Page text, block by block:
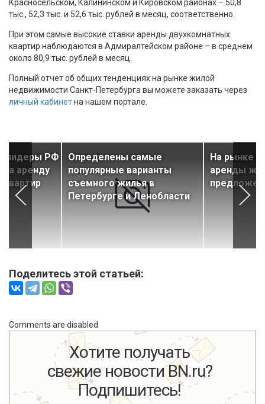
Красносельском, Калининском и Кировском районах – 50,8
тыс., 52,3 тыс. и 52,6 тыс. рублей в месяц, соответственно.
При этом самые высокие ставки аренды двухкомнатных
квартир наблюдаются в Адмиралтейском районе – в среднем
около 80,9 тыс. рублей в месяц.
Полный отчет об общих тенденциях на рынке жилой
недвижимости Санкт-Петербурга вы можете заказать через
личный кабинетна нашем портале.
лидеры РФ
на аренду
Определены самые
популярные варианты
съемного жилья в
Петербурге и Ленобласти
На рынке
аренды
Поделитесь этой статьей:
Comments are disabled
Хотите получать
свежие новости BN.ru?
Подпишитесь!